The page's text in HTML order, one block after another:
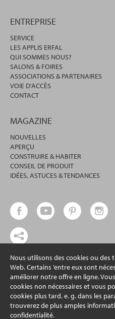
Nous utilisons des cookies ou
Web. Certains ’entre eux sont
améliorer notre offre en ligne.
cookies non nécessaires et vous
cookies plus tard. e. g. dans les
trouverez de plus amples
confidentialité.
ENTREPRISE
SERVICE
LES APPLIS ERFAL
QUI SOMMES NOUS?
SALONS & FOIRES
ASSOCIATIONS & PARTENAIRES
VOIE D'ACCÈS
CONTACT
MAGAZINE
NOUVELLES
APERÇU
CONSTRUIRE & HABITER
CONSEIL DE PRODUIT
IDÉES, ASTUCES & TENDANCES
© 2026 erfal GmbH & Co. KG